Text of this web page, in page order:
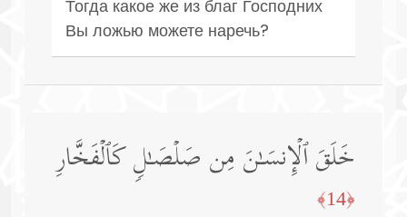
Тогда какое же из благ Господних
Вы ложью можете наречь?
خَلَقَ ٱلۡإِنسَـٰنَ مِن صَلۡصَـٰلࣲ كَٱلۡفَخَّارِ
﴿14﴾